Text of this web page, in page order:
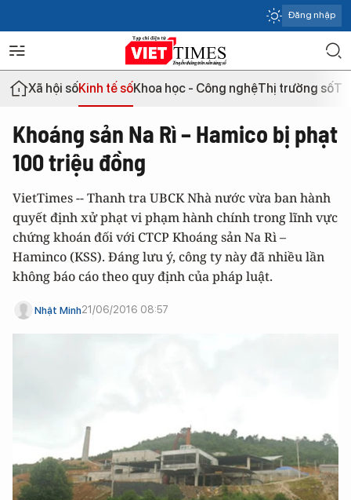
Đăng nhập
Xã hội sốKinh tế sốKhoa học - Công nghệThị trường số
Khoáng sản Na Rì – Hamico bị phạt
100 triệu đồng
VietTimes -- Thanh tra UBCK Nhà nước vừa ban hành
quyết định xử phạt vi phạm hành chính trong lĩnh vực
chứng khoán đối với CTCP Khoáng sản Na Rì –
Haminco (KSS). Đáng lưu ý, công ty này đã nhiều lần
không báo cáo theo quy định của pháp luật.
Nhật Minh21/06/2016 08:57